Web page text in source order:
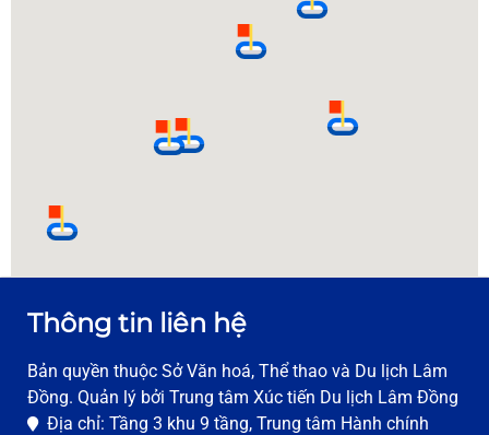
0263 3556677
Quốc lộ 20, Thị trấn Liên Nghĩa, huyện Đức Trọng,
Tỉnh Lâm Đồng
0263 3843 373
Đại Lý Vé Máy Bay Nhật Phương
76A Nguyễn Chí Thanh, P1, Tp. Đà Lạt, Lâm Đồng
0263 3819 819
Thông tin liên hệ
Bản quyền thuộc Sở Văn hoá, Thể thao và Du lịch Lâm
Đồng. Quản lý bởi Trung tâm Xúc tiến Du lịch Lâm Đồng
Địa chỉ: Tầng 3 khu 9 tầng, Trung tâm Hành chính